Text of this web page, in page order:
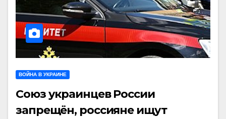
ВОЙНА В УКРАИНЕ
Союз украинцев России
запрещён, россияне ищут